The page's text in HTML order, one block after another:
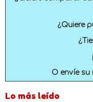
¿Quiere
¡
O envíe su
Lo más leído